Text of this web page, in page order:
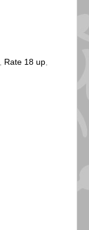
Rate 18 up